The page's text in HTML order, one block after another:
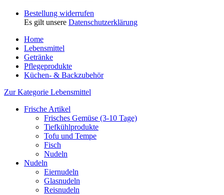
Bestellung widerrufen
Es gilt unsere Datenschutzerklärung
Home
Lebensmittel
Getränke
Pflegeprodukte
Küchen- & Backzubehör
Zur Kategorie Lebensmittel
Frische Artikel
Frisches Gemüse (3-10 Tage)
Tiefkühlprodukte
Tofu und Tempe
Fisch
Nudeln
Nudeln
Eiernudeln
Glasnudeln
Reisnudeln